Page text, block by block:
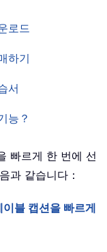
로드
하기
서
능？
빠르게 한 번에 선
과 같습니다：
블 캡션을 빠르게